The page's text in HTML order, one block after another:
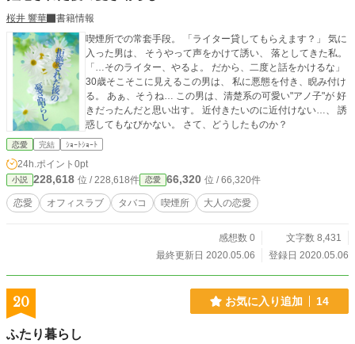
桜井 響華
書籍情報
喫煙所での常套手段。 「ライター貸してもらえます？」 気に
入った男は、 そうやって声をかけて誘い、 落としてきた私。
「…そのライター、やるよ。 だから、二度と話をかけるな」
30歳そこそこに見えるこの男は、 私に悪態を付き、睨み付け
る。 あぁ、そうね… この男は、清楚系の可愛い"アノ子"が 好
きだったんだと思い出す。 近付きたいのに近付けない…、 誘
惑してもなびかない。 さて、どうしたものか？
恋愛 完結 ｼｮｰﾄｼｮｰﾄ
24h.ポイント 0pt
小説 228,618 位 / 228,618件 恋愛 66,320 位 / 66,320件
恋愛 オフィスラブ タバコ 喫煙所 大人の恋愛
感想数 0
文字数 8,431
最終更新日 2020.05.06
登録日 2020.05.06
20 お気に入り追加 14
ふたり暮らし